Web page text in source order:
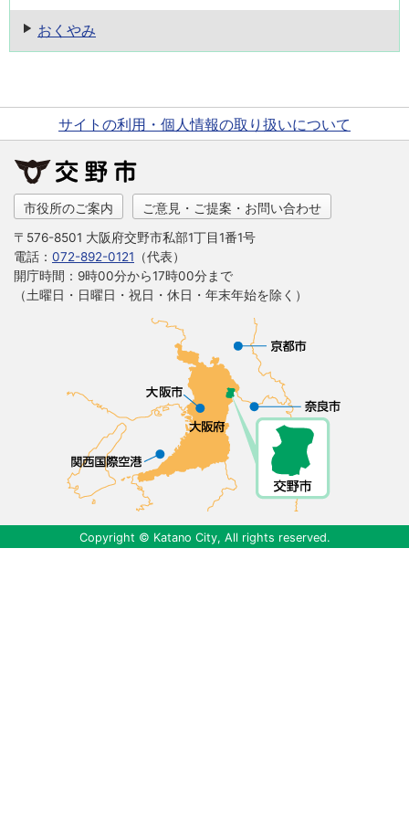
おくやみ
サイトの利用・個人情報の取り扱いについて
市役所のご案内 ご意見・ご提案・お問い合わせ
〒576-8501 大阪府交野市私部1丁目1番1号
電話： 072-892-0121 （代表）
開庁時間：9時00分から17時00分まで
（土曜日・日曜日・祝日・休日・年末年始を除く）
Copyright © Katano City, All rights reserved.